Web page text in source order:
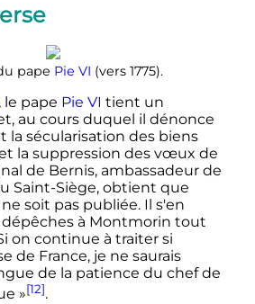
pape Pie VI (vers 1775).
, le pape Pie VI tient un
au cours duquel il dénonce
la sécularisation des biens
la suppression des vœux de
de Bernis, ambassadeur de
Saint-Siège, obtient que
soit pas publiée. Il s'en
dépêches à Montmorin tout
on continue à traiter si
de France, je ne saurais
de la patience du chef de
»[12].